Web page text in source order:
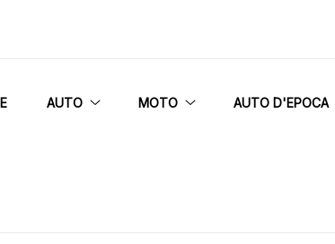
AUTO MOTO AUTO D'EPOCA